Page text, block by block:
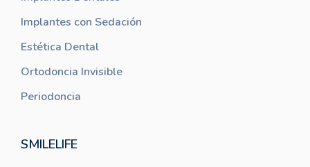
Implantes con Sedación
Estética Dental
Ortodoncia Invisible
Periodoncia
SMILELIFE